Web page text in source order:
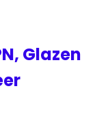
Glazen